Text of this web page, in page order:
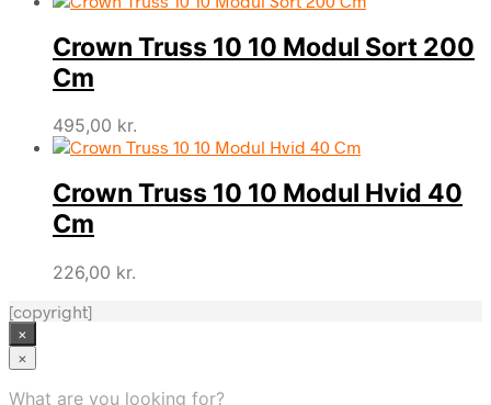
Crown Truss 10 10 Modul Sort 200
Cm
495,00 kr.
Crown Truss 10 10 Modul Hvid 40
Cm
226,00 kr.
[copyright]
×
×
What are you looking for?